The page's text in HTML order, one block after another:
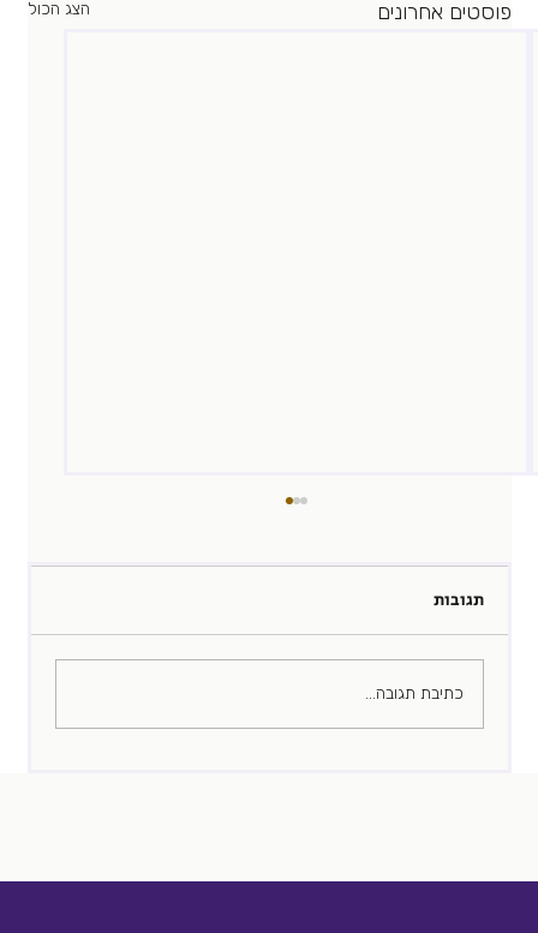
פוסטים אחרונים הצג הכול
תגובות
כתיבת תגובה...